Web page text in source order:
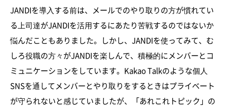
JANDIを導入する前は、メールでのやり取りの方が慣れてい
る上司達がJANDIを活用するにあたり苦戦するのではないか
悩んだこともありました。しかし、JANDIを使ってみて、む
しろ役職の方々がJANDIを楽しんで、積極的にメンバーとコ
ミュニケーションをしています。Kakao Talkのような個人
SNSを通してメンバーとやり取りをするときはプライベート
が守られないと感じていましたが、「あれこれトピック」の